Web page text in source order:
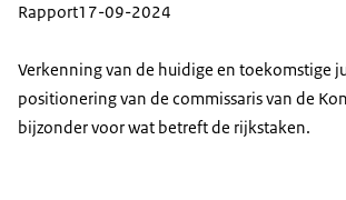
Rapport17-09-2024
Verkenning van de huidige en toekomstige
positionering van de commissaris van de
bijzonder voor wat betreft de rijkstaken.